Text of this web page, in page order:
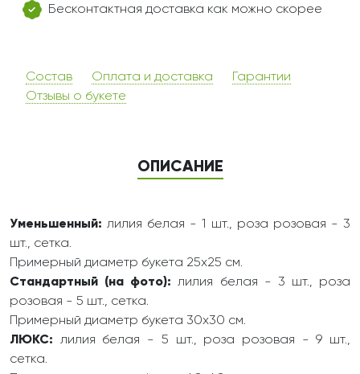
Бесконтактная доставка как можно скорее
Состав Оплата и доставка
Гарантии
Отзывы о букете
ОПИСАНИЕ
Уменьшенный: лилия белая - 1 шт., роза розовая - 3
шт., сетка.
Примерный диаметр букета 25х25 см.
Стандартный (на фото): лилия белая - 3 шт., роза
розовая - 5 шт., сетка.
Примерный диаметр букета 30х30 см.
ЛЮКС: лилия белая - 5 шт., роза розовая - 9 шт.,
сетка.